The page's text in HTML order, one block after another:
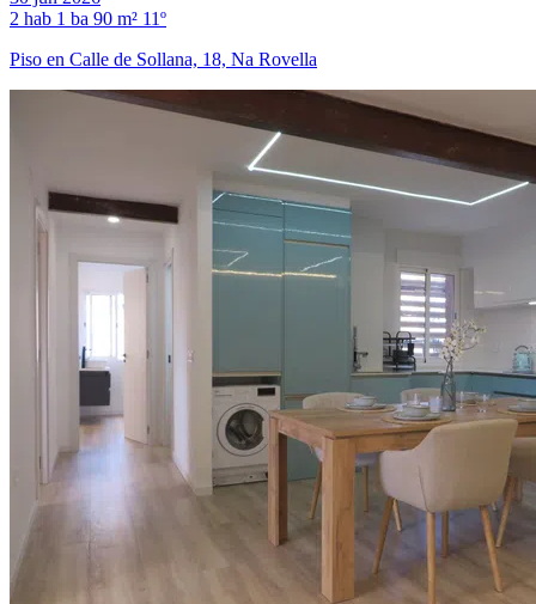
2 hab 1 ba 90 m² 11º
Piso en Calle de Sollana, 18, Na Rovella